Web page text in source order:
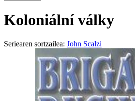
Koloniální války
Seriearen sortzailea: John Scalzi